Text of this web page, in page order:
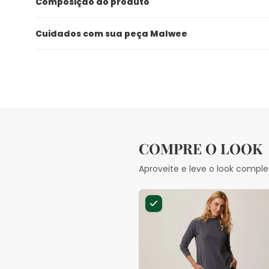
Cuidados com sua peça Malwee
COMPRE O LOOK
Aproveite e leve o look